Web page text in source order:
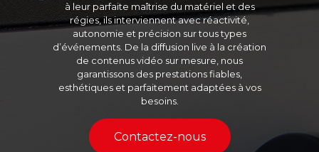
à leur parfaite maîtrise du matériel et des
régies, ils interviennent avec réactivité,
autonomie et précision sur tous types
d’événements. De la diffusion live à la création
de contenus vidéo sur mesure, nous
garantissons des prestations fiables,
esthétiques et parfaitement adaptées à vos
besoins.
Contactez-nous